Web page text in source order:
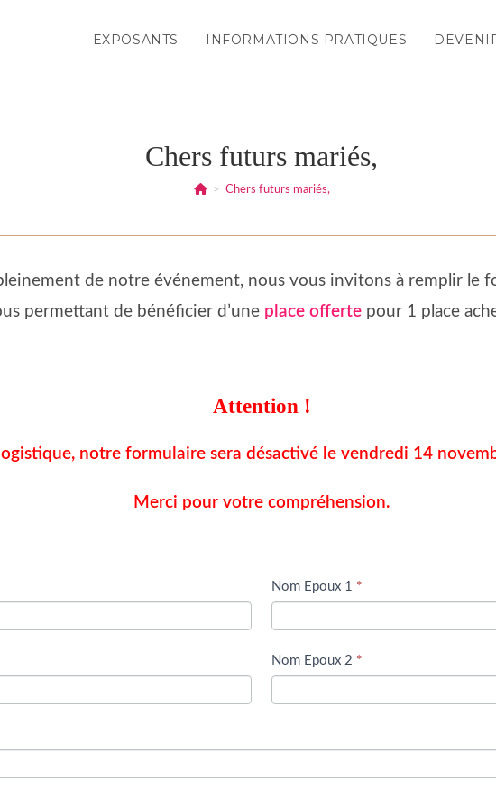
EXPOSANTS INFORMATIONS PRATIQUES
Chers futurs mariés,
> Chers futurs mariés,
de notre événement, nous vous invitons à remplir le
permettant de bénéficier d’une place offertepour 1 place
Attention !
notre formulaire sera désactivé le vendredi 14
Merci pour votre compréhension.
Nom Epoux 1 *
Nom Epoux 2 *